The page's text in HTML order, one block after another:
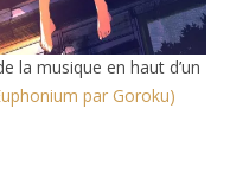
la musique en haut d’un
par Goroku)